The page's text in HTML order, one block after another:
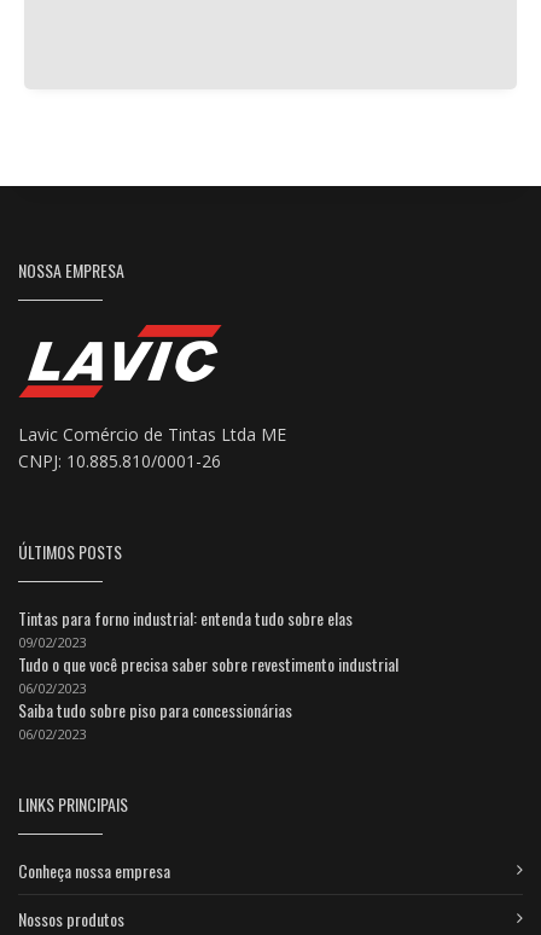
NOSSA EMPRESA
Lavic Comércio de Tintas Ltda ME
CNPJ: 10.885.810/0001-26
ÚLTIMOS POSTS
Tintas para forno industrial: entenda tudo sobre elas
09/02/2023
Tudo o que você precisa saber sobre revestimento industrial
06/02/2023
Saiba tudo sobre piso para concessionárias
06/02/2023
LINKS PRINCIPAIS
Conheça nossa empresa
Nossos produtos